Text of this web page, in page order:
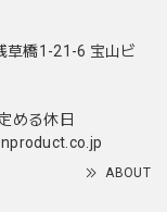
草橋1-21-6 宝山ビ
める休日
ABOUT